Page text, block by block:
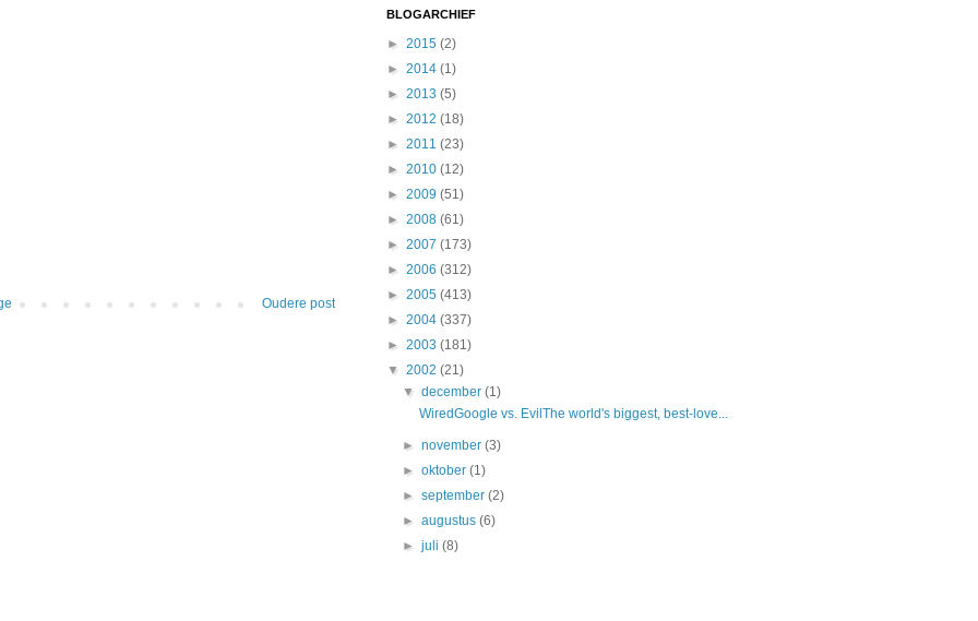
Oudere post
BLOGARCHIEF
► 2015 (2)
► 2014 (1)
► 2013 (5)
► 2012 (18)
► 2011 (23)
► 2010 (12)
► 2009 (51)
► 2008 (61)
► 2007 (173)
► 2006 (312)
► 2005 (413)
► 2004 (337)
► 2003 (181)
▼ 2002 (21)
▼december(1)
WiredGoogle vs. EvilThe world's biggest, best-love...
►november(3)
►oktober(1)
►september(2)
►augustus(6)
►juli(8)